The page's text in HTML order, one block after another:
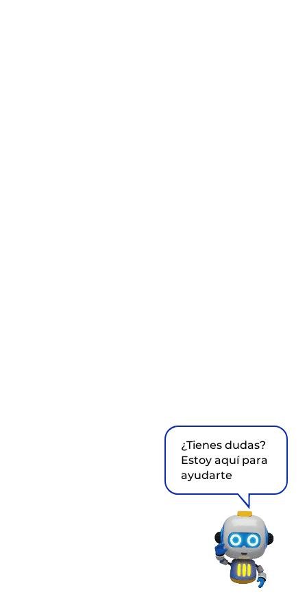
¿Tienes dudas?
Estoy aquí para
ayudarte